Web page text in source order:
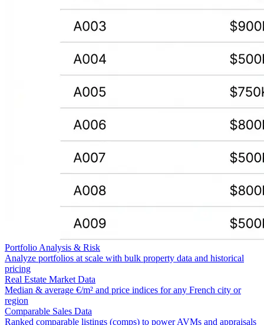
Portfolio Analysis & Risk
Analyze portfolios at scale with bulk property data and historical
pricing
Real Estate Market Data
Median & average €/m² and price indices for any French city or
region
Comparable Sales Data
Ranked comparable listings (comps) to power AVMs and appraisals